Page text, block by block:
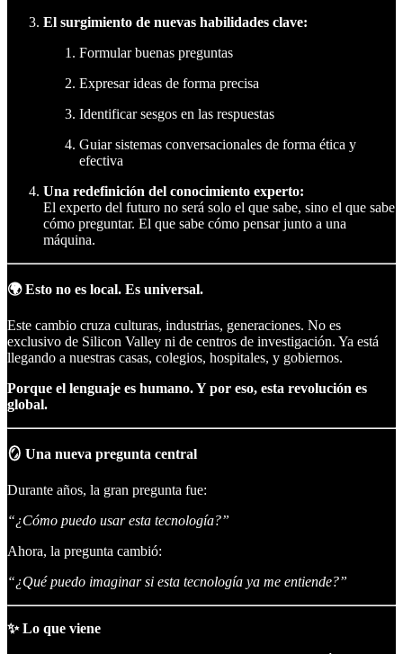
El surgimiento de nuevas habilidades clave:
Formular buenas preguntas
Expresar ideas de forma precisa
Identificar sesgos en las respuestas
Guiar sistemas conversacionales de forma ética y
efectiva
Una redefinición del conocimiento experto:
El experto del futuro no será solo el que sabe, sino el que sabe
cómo preguntar. El que sabe cómo pensar junto a una
máquina.
🌍 Esto no es local. Es universal.
Este cambio cruza culturas, industrias, generaciones. No es
exclusivo de Silicon Valley ni de centros de investigación. Ya está
llegando a nuestras casas, colegios, hospitales, y gobiernos.
Porque el lenguaje es humano. Y por eso, esta revolución es
global.
🪞 Una nueva pregunta central
Durante años, la gran pregunta fue:
“¿Cómo puedo usar esta tecnología?”
Ahora, la pregunta cambió:
“¿Qué puedo imaginar si esta tecnología ya me entiende?”
✨ Lo que viene